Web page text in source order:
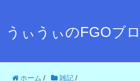
うぃうぃのFGOブ
ホーム / 雑記 /